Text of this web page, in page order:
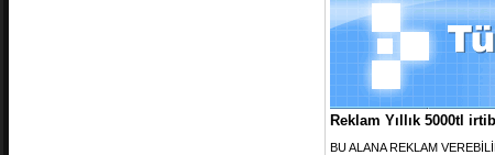
Reklam Yıllık 5000tl
BU ALANA REKLAM